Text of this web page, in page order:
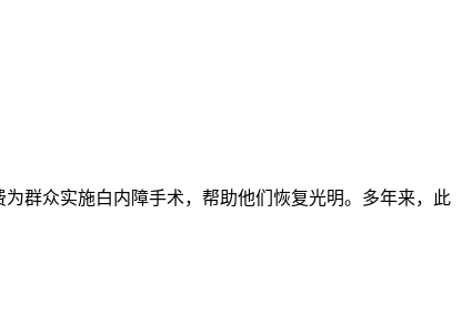
群众实施白内障手术，帮助他们恢复光明。多年来，此